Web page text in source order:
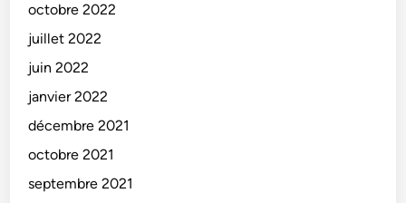
octobre 2022
juillet 2022
juin 2022
janvier 2022
décembre 2021
octobre 2021
septembre 2021